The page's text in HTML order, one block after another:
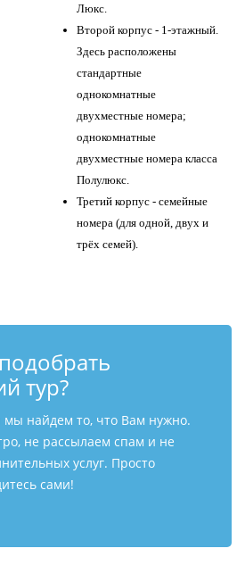
Люкс.
Второй корпус - 1-этажный.
Здесь расположены
стандартные
однокомнатные
двухместные номера;
однокомнатные
двухместные номера класса
Полулюкс.
Третий корпус - семейные
номера (для одной, двух и
трёх семей).
тур?
мы найдем то, что Вам нужно.
не рассылаем спам и не
услуг. Просто
сами!